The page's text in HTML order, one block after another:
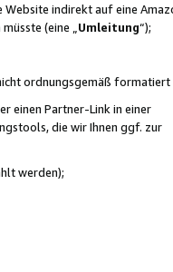
Website indirekt auf eine
(eine „ Umleitung“);
ordnungsgemäß formatiert
einen Partner-Link in einer
die wir Ihnen ggf. zur
werden);